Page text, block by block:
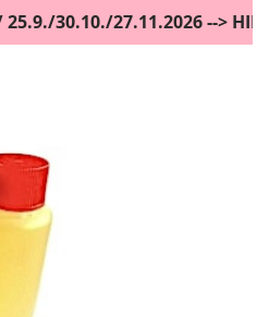
30.10./27.11.2026 -->